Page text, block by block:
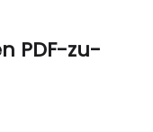
PDF-zu-